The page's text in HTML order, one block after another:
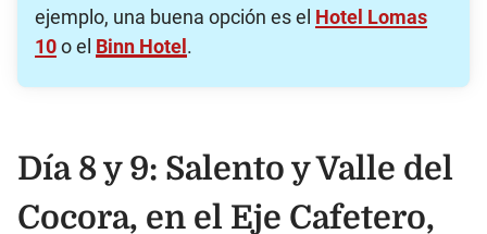
ejemplo, una buena opción es el Hotel Lomas
10o el Binn Hotel .
Día 8 y 9: Salento y Valle del
Cocora, en el Eje Cafetero,